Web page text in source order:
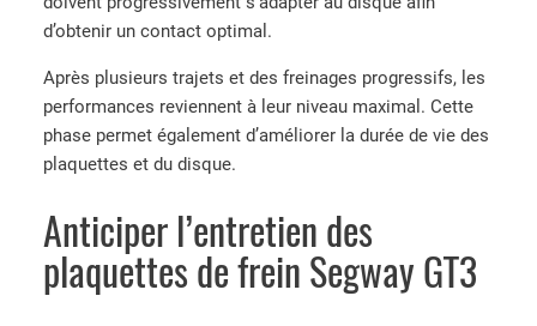
e
t
e
s
d
f
r
e
d’obtenir un contact optimal.
Après plusieurs trajets et des freinages progressifs, les
performances reviennent à leur niveau maximal. Cette
phase permet également d’améliorer la durée de vie des
plaquettes et du disque.
Anticiper l’entretien des
plaquettes de frein Segway GT3